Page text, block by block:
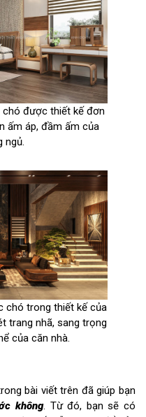
chó được thiết kế đơn
ấm áp, đầm ấm của
ngủ.
chó trong thiết kế của
trang nhã, sang trọng
của căn nhà.
bài viết trên đã giúp bạn
không. Từ đó, bạn sẽ có